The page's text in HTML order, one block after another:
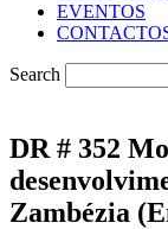
EVENTOS
Search
DR # 352
Zambézia